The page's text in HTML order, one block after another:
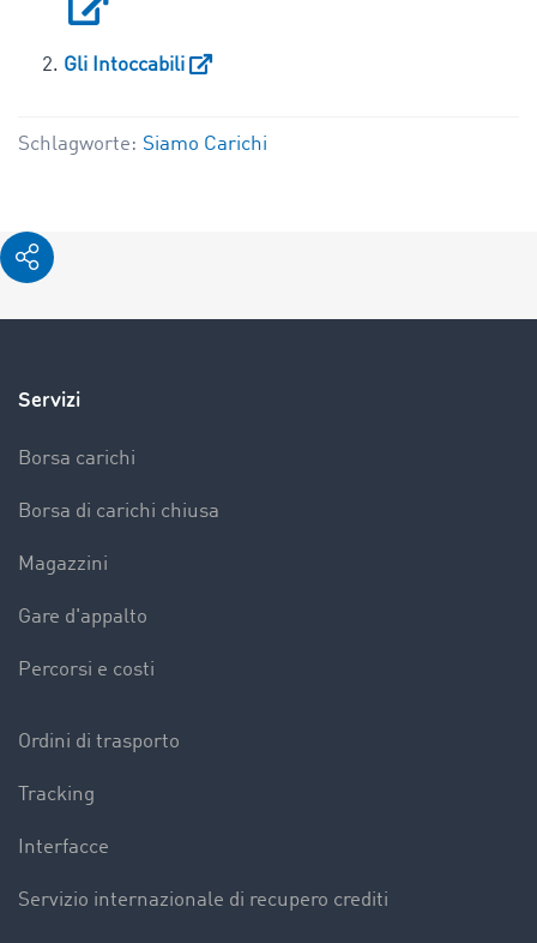
Gli Intoccabili
Schlagworte: Siamo Carichi
Servizi
Borsa carichi
Borsa di carichi chiusa
Magazzini
Gare d'appalto
Percorsi e costi
Ordini di trasporto
Tracking
Interfacce
Servizio internazionale di recupero crediti